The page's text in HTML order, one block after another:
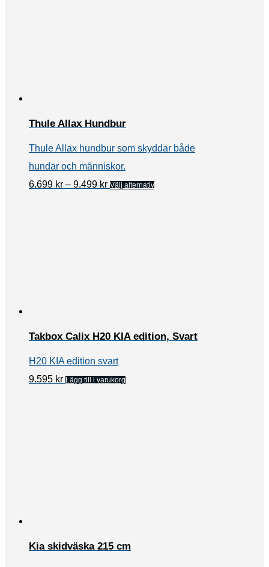
Thule Allax Hundbur
Thule Allax hundbur som skyddar både
hundar och människor.
6.699 kr – 9.499 krPrisintervall:
6.699 kr
Välj alternativDen
Takbox Calix H20 KIA edition, Svart
H20 KIA edition svart
9.595 kr Lägg till i varukorg
Kia skidväska 215 cm